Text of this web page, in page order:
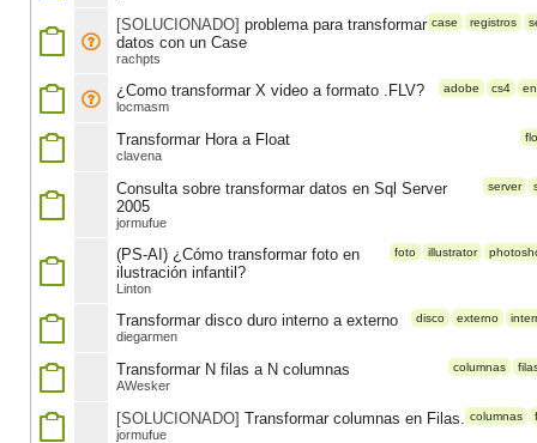
case registros
[SOLUCIONADO] problema para transformar
datos con un Case
rachpts
adobe cs4
¿Como transformar X video a formato .FLV?
locmasm
Transformar Hora a Float
clavena
server
Consulta sobre transformar datos en Sql Server
2005
jormufue
foto illustrator
(PS-AI) ¿Cómo transformar foto en
ilustración infantil?
Linton
disco externo
Transformar disco duro interno a externo
diegarmen
columnas
Transformar N filas a N columnas
AWesker
columnas
[SOLUCIONADO] Transformar columnas en Filas.
jormufue